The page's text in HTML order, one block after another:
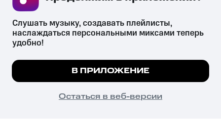
психотропных веществ, их аналогов причиняет вред здоровью,
их незаконный оборот запрещён и влечёт установленную
законодательством ответственность.
© 2026 ООО «КИОН».
Все права защищены
Мы используем куки, чтобы на сайте все
Подробнее
ПОНЯТНО
Слушать музыку, создавать плейлисты,
наслаждаться персональными миксами теперь
удобно!
В ПРИЛОЖЕНИЕ
Остаться в веб-версии